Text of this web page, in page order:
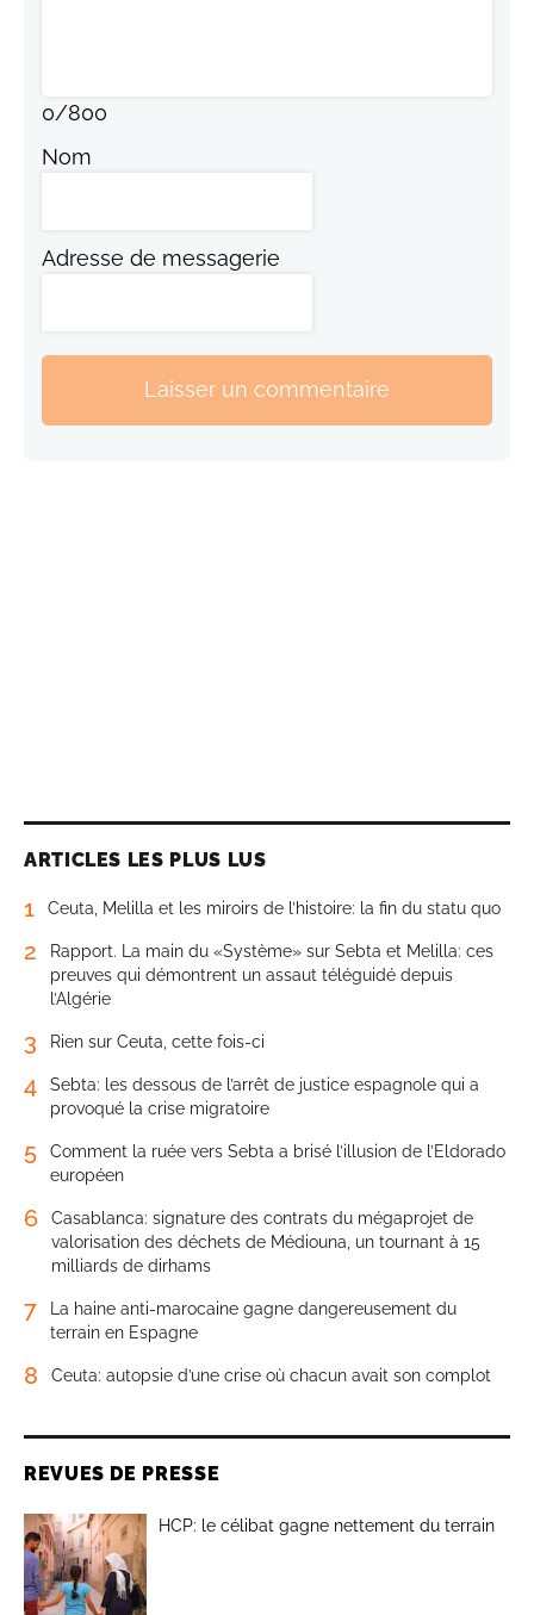
0/800
Nom
Adresse de messagerie
Laisser un commentaire
ARTICLES LES PLUS LUS
1 Ceuta, Melilla et les miroirs de l’histoire: la fin du statu quo
2
Rapport. La main du «Système» sur Sebta et Melilla: ces
preuves qui démontrent un assaut téléguidé depuis
l’Algérie
3 Rien sur Ceuta, cette fois-ci
4
Sebta: les dessous de l’arrêt de justice espagnole qui a
provoqué la crise migratoire
5
Comment la ruée vers Sebta a brisé l’illusion de l’Eldorado
européen
6
Casablanca: signature des contrats du mégaprojet de
valorisation des déchets de Médiouna, un tournant à 15
milliards de dirhams
7
La haine anti-marocaine gagne dangereusement du
terrain en Espagne
8 Ceuta: autopsie d’une crise où chacun avait son complot
REVUES DE PRESSE
HCP: le célibat gagne nettement du terrain